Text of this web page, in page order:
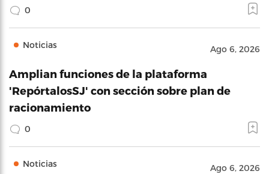
0
Noticias Ago 6, 2026
Amplian funciones de la plataforma
'RepórtalosSJ' con sección sobre plan de
racionamiento
0
Noticias Ago 6, 2026